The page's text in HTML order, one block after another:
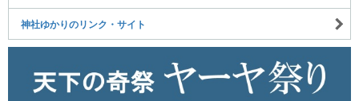
神社ゆかりのリンク・サイト